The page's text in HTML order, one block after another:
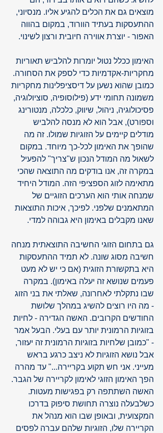
מוצאים גם את הכלים להגיע אליו. מנסיוני,
ההתעסקות בעתיד הוורוד, במקום בהווה
האפור - יוצרת אווירה חיובית ורצון לשינוי.
האימון ככלל נטול יומרות להלביש תאוריות
מחקריות-אקדמיות כדי לספק את הסחורה.
כמובן שהוא נשען על דיסציפלינות מחקריות
משמונה תחומי ידע (פילוסופיה, סוציולוגיה,
פסיכולוגיה, ניהול, שיווק, כלכלה, מנטורינג
וספורט), אבל הוא לא מנסה להלביש
מודלים קיימים על הזוגיות שמולו. זה מה
שהופך את האימון לכל-כך מיוחד. במקום
לשאול מה המודל הנכון ש"צריך" להפעיל
במקרה זה, אנו בודקים מה התוצאה שהכי
מתאימה לזוג הספציפי הזה. המודל היחיד
שמנחה אותי הוא הערכים הזוגיים של
המתאמנים שלפני. לפיכך, איכות התוצאות
שאנו מקבלים באימון היא גבוהה למדי.
גם בתחום הזוגי החשיבה התוצאתית מנחה
חשיבה מסוג שונה. לא תמיד ההתעסקות
היא בתקשורת הזוגית (אם כי יש לא מעט
פעמים שנושא זה יעלה באימון). במקרה
שבו נתקלתי לאחרונה, שאלתי את בני הזוג
- מה היו רוצים להשיג במהלך שלושת
החודשים הקרובים. האשה הגדירה - לחיות
בזוגיות הרמונית יותר עם בעלי. הבעל אמר
- "כמובן שלחיות בזוגיות הרמונית זה יעזור,
אבל נושא הזוגיות לא ניצב כרגע בראש
מעייני. אני חש תקוע בקריירה..." עד מהרה
הפך האימון הזוגי לאימון לקריירה של הגבר.
האשה השתתפה רק בפגישות מעטות.
כשלבעלה נוצרה תחושת סיפוק בדרכו
המקצועית, ובאופן שבו הוא מנהל את
הקריירה שלו, הזוגיות שלהם עברה לפסים